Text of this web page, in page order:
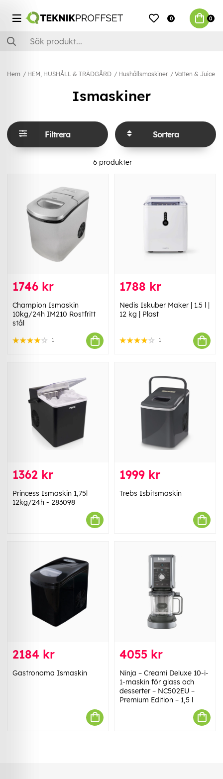
0 0
Hem HEM, HUSHÅLL & TRÄDGÅRD Hushållsmaskiner Vatten & Juice
Ismaskiner
Filtrera Sortera
6 produkter
1746 kr
Champion Ismaskin
10kg/24h IM210 Rostfritt
stål
1
1788 kr
Nedis Iskuber Maker | 1.5 l |
12 kg | Plast
1
1362 kr
Princess Ismaskin 1,75l
12kg/24h - 283098
1999 kr
Trebs Isbitsmaskin
2184 kr
Gastronoma Ismaskin
4055 kr
Ninja – Creami Deluxe 10-i-
1-maskin för glass och
desserter – NC502EU –
Premium Edition – 1,5 l